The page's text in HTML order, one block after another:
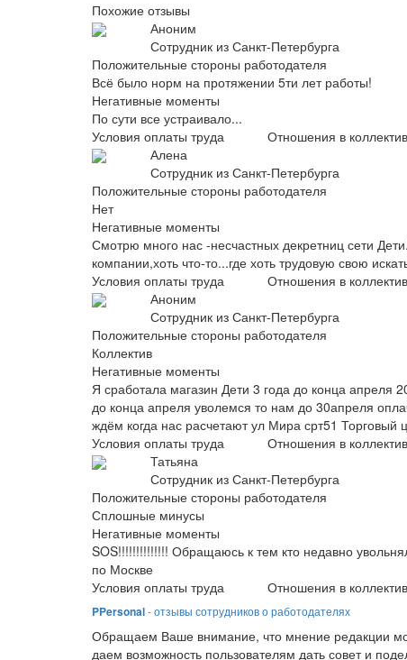
Похожие отзывы
Аноним
Сотрудник из Санкт-Петербурга
Положительные стороны работодателя
Всё было норм на протяжении 5ти лет работы!
Негативные моменты
По сути все устраивало...
Условия оплаты труда
Отношения в
Алена
Сотрудник из Санкт-Петербурга
Положительные стороны работодателя
Нет
Негативные моменты
Смотрю много нас -несчастных декретниц сети
компании,хоть что-то...где хоть трудовую свою
Условия оплаты труда
Отношения в
Аноним
Сотрудник из Санкт-Петербурга
Положительные стороны работодателя
Коллектив
Негативные моменты
Я сработала магазин Дети 3 года до конца апреля
до конца апреля уволемся то нам до 30апреля
ждём когда нас расчетают ул Мира срт51 Торговый
Условия оплаты труда
Отношения в
Татьяна
Сотрудник из Санкт-Петербурга
Положительные стороны работодателя
Сплошные минусы
Негативные моменты
SOS!!!!!!!!!!!!!! Обращаюсь к тем кто недавно
по Москве
Условия оплаты труда
Отношения в
PPersonal- отзывы сотрудников о работодателях
Обращаем Ваше внимание, что мнение редакции
даем возможность пользователям дать совет и